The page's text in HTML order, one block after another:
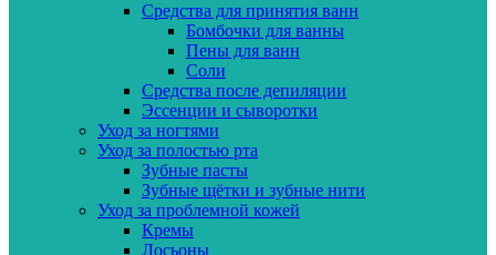
Средства для принятия ванн
Бомбочки для ванны
Пены для ванн
Соли
Средства после депиляции
Эссенции и сыворотки
Уход за ногтями
Уход за полостью рта
Зубные пасты
Зубные щётки и зубные нити
Уход за проблемной кожей
Кремы
Лосьоны